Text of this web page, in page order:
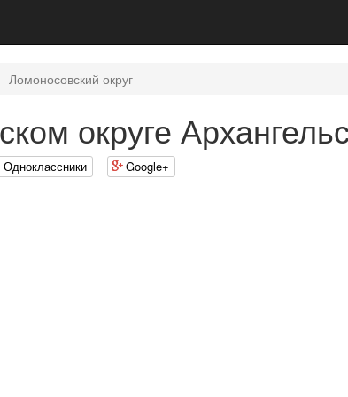
Ломоносовский округ
округе
Одноклассники Google+